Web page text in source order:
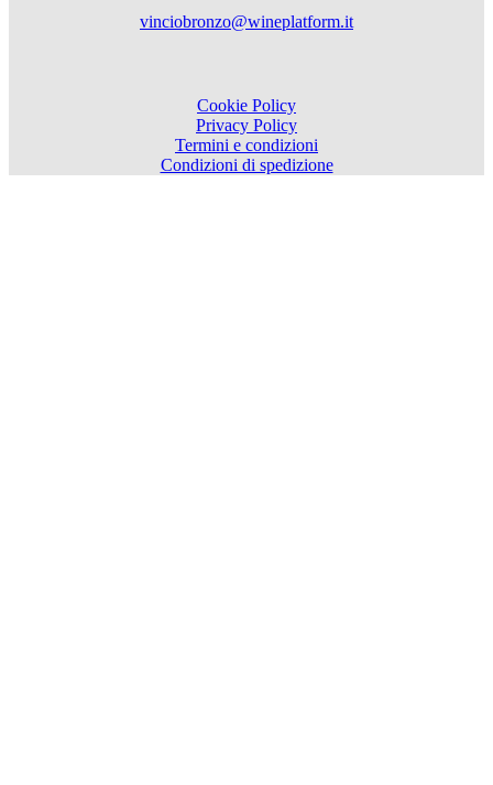
vinciobronzo@wineplatform.it
Cookie Policy
Privacy Policy
Termini e condizioni
Condizioni di spedizione